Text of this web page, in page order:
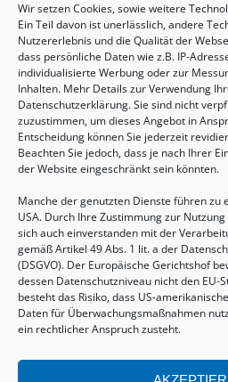
Wir setzen Cookies, sowie weitere
Ein Teil davon ist unerlässlich, andere
Nutzererlebnis und die Qualität der
dass persönliche Daten wie z.B. IP-
individualisierte Werbung oder zur
Inhalten. Mehr Details zur Verwendung
Datenschutzerklärung. Sie sind nicht
zuzustimmen, um dieses Angebot in
Entscheidung können Sie jederzeit
Beachten Sie jedoch, dass je nach Ihrer
der Website eingeschränkt sein könnten.
Manche der genutzten Dienste führen
USA. Durch Ihre Zustimmung zur
sich auch einverstanden mit der
gemäß Artikel 49 Abs. 1 lit. a der
(DSGVO). Der Europäische Gerichtshof
dessen Datenschutzniveau nicht den EU-
besteht das Risiko, dass US-
Daten für Überwachungsmaßnahmen
ein rechtlicher Anspruch zusteht.
Sommertreffen für (Groß-
von 2-6 Jahren
13.08.2026, 09:30 - 11:00 Uhr
Geburtsvorbereitung
15.08.2026, 10:00 - 17:00 Uhr